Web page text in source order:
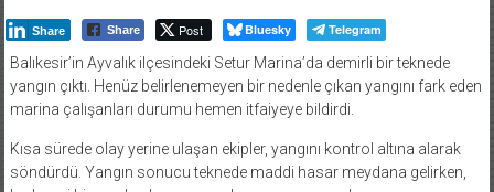
Share Share Post Bluesky Telegram
Balıkesir’in Ayvalık ilçesindeki Setur Marina’da demirli bir teknede
yangın çıktı. Henüz belirlenemeyen bir nedenle çıkan yangını fark eden
marina çalışanları durumu hemen itfaiyeye bildirdi.
Kısa sürede olay yerine ulaşan ekipler, yangını kontrol altına alarak
söndürdü. Yangın sonucu teknede maddi hasar meydana gelirken,